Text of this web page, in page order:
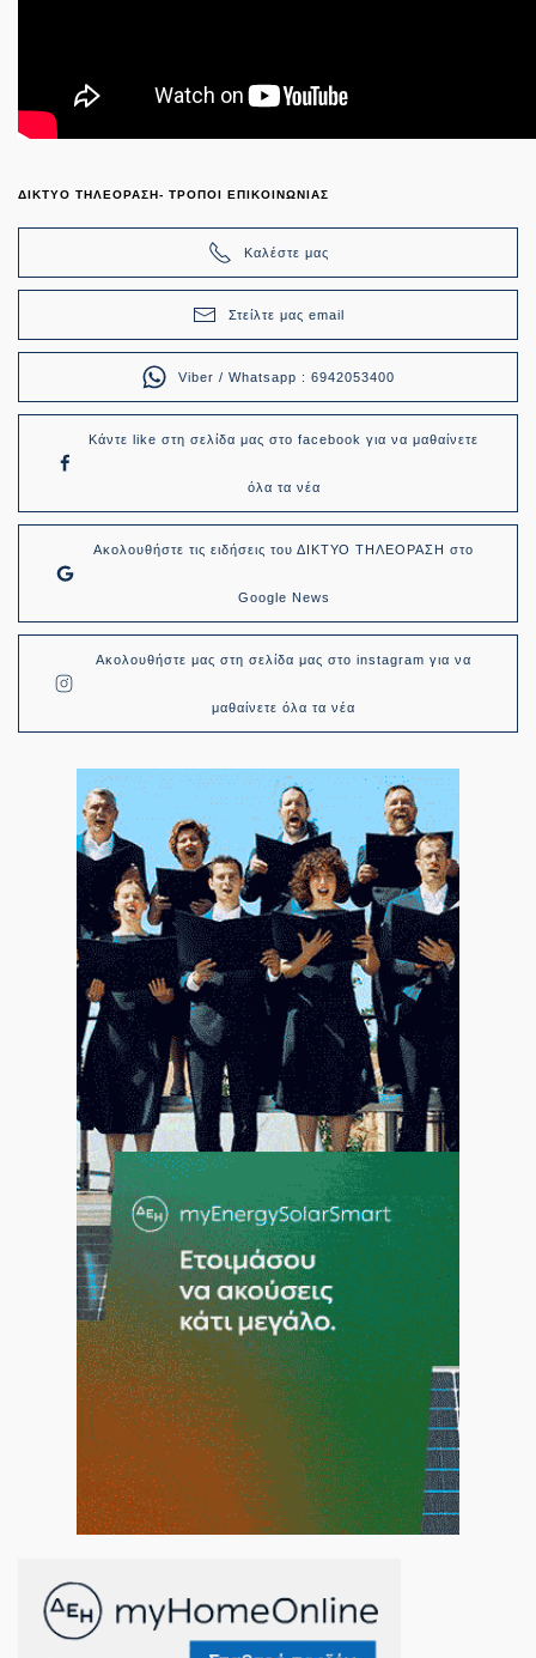
ΔΙΚΤΥΟ ΤΗΛΕΟΡΑΣΗ- ΤΡΟΠΟΙ ΕΠΙΚΟΙΝΩΝΙΑΣ
Καλέστε μας
Στείλτε μας email
Viber / Whatsapp : 6942053400
Κάντε like στη σελίδα μας στο facebook για να μαθαίνετε
όλα τα νέα
Ακολουθήστε τις ειδήσεις του ΔΙΚΤΥΟ ΤΗΛΕΟΡΑΣΗ στο
Google News
Ακολουθήστε μας στη σελίδα μας στο instagram για να
μαθαίνετε όλα τα νέα